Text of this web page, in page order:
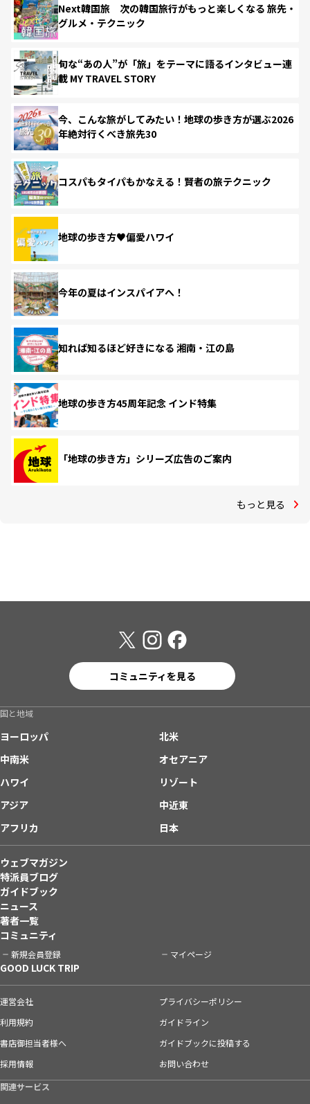
Next韓国旅 次の韓国旅行がもっと楽しくなる 旅先・
グルメ・テクニック
旬な“あの人”が「旅」をテーマに語るインタビュー連
載 MY TRAVEL STORY
今、こんな旅がしてみたい！地球の歩き方が選ぶ2026
年絶対行くべき旅先30
コスパもタイパもかなえる！賢者の旅テクニック
地球の歩き方♥偏愛ハワイ
今年の夏はインスパイアへ！
知れば知るほど好きになる 湘南・江の島
地球の歩き方45周年記念 インド特集
「地球の歩き方」シリーズ広告のご案内
もっと見る
コミュニティを見る
国と地域
ヨーロッパ
北米
中南米
オセアニア
ハワイ
リゾート
アジア
中近東
アフリカ
日本
ウェブマガジン
特派員ブログ
ガイドブック
ニュース
著者一覧
コミュニティ
新規会員登録 マイページ
GOOD LUCK TRIP
運営会社
プライバシーポリシー
利用規約
ガイドライン
書店御担当者様へ
ガイドブックに投稿する
採用情報
お問い合わせ
関連サービス